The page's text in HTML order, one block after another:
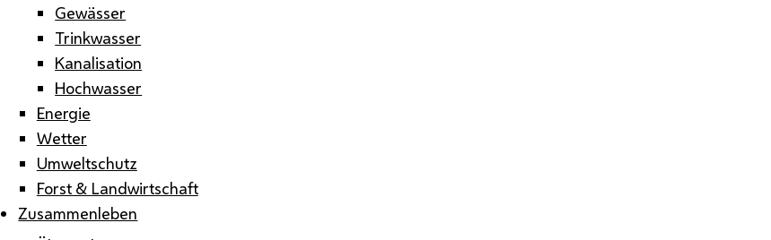
Gewässer
Trinkwasser
Kanalisation
Hochwasser
Energie
Wetter
Umweltschutz
Forst & Landwirtschaft
Zusammenleben